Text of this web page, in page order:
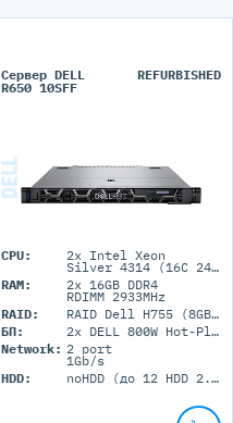
Сервер DELL
R650 10SFF
REFURBISHED
CPU: 2x Intel Xeon
Silver 4314 (16C 24M Cache 2.4GHz)
RAM:
2x 16GB DDR4
RDIMM 2933MHz
RAID:
RAID Dell H755 (8GB+BBU)
БП:
2x DELL 800W Hot-Plug
Network: 2 port
1Gb/s
HDD:
noHDD (до 12 HDD 2.5'' SFF)